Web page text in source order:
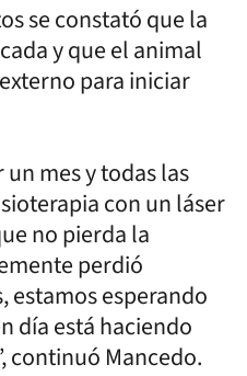
se constató que la
y que el animal
para iniciar
mes y todas las
con un láser
no pierda la
perdió
estamos esperando
día está haciendo
continuó Mancedo.